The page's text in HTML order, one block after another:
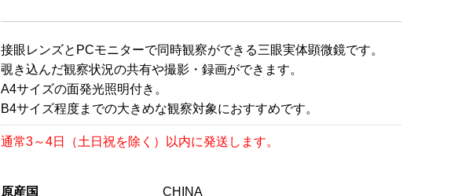
接眼レンズとPCモニターで同時観察ができる三眼実体顕微鏡です。
覗き込んだ観察状況の共有や撮影・録画ができます。
A4サイズの面発光照明付き。
B4サイズ程度までの大きめな観察対象におすすめです。
通常3～4日（土日祝を除く）以内に発送します。
原産国 CHINA